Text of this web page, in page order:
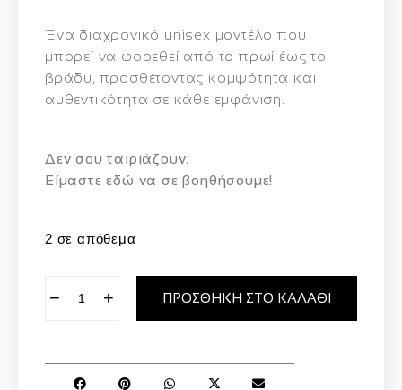
Ένα διαχρονικό unisex μοντέλο που
μπορεί να φορεθεί από το πρωί έως το
βράδυ, προσθέτοντας κομψότητα και
αυθεντικότητα σε κάθε εμφάνιση.
Δεν σου ταιριάζουν;
Eίμαστε εδώ να σε βοηθήσουμε!
2 σε απόθεμα
− + ΠΡΟΣΘΉΚΗ ΣΤΟ ΚΑΛΆΘΙ